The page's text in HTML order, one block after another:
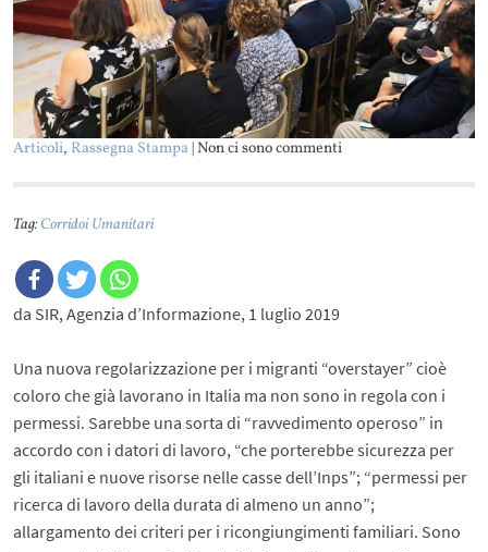
Articoli, Rassegna Stampa | Non ci sono commenti
Tag:Corridoi Umanitari
da SIR, Agenzia d’Informazione, 1 luglio 2019
Una nuova regolarizzazione per i migranti “overstayer” cioè
coloro che già lavorano in Italia ma non sono in regola con i
permessi. Sarebbe una sorta di “ravvedimento operoso” in
accordo con i datori di lavoro, “che porterebbe sicurezza per
gli italiani e nuove risorse nelle casse dell’Inps”; “permessi per
ricerca di lavoro della durata di almeno un anno”;
allargamento dei criteri per i ricongiungimenti familiari. Sono